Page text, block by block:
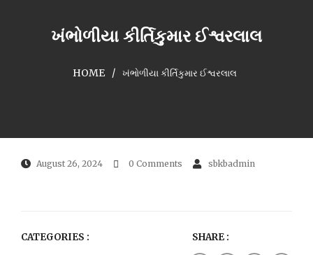
ખંભોળીયા કીર્તિકુમાર ઈશ્વરલાલ
HOME ખંભોળીયા કીર્તિકુમાર ઈશ્વરલાલ
August 26, 2024 0 Comments sbkbadmin
CATEGORIES : SHARE :